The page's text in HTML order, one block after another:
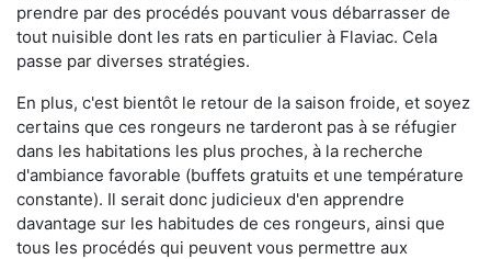
prendre par des procédés pouvant vous débarrasser de
tout nuisible dont les rats en particulier à Flaviac. Cela
passe par diverses stratégies.
En plus, c'est bientôt le retour de la saison froide, et soyez
certains que ces rongeurs ne tarderont pas à se réfugier
dans les habitations les plus proches, à la recherche
d'ambiance favorable (buffets gratuits et une température
constante). Il serait donc judicieux d'en apprendre
davantage sur les habitudes de ces rongeurs, ainsi que
tous les procédés qui peuvent vous permettre aux